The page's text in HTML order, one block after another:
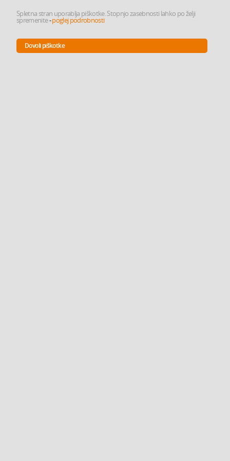
Spletna stran uporablja piškotke. Stopnjo zasebnosti lahko po želji
spremenite-poglej podrobnosti
Dovoli piškotke